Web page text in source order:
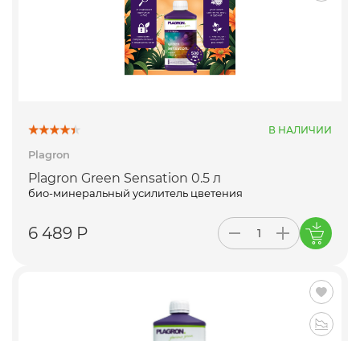
В НАЛИЧИИ
Plagron
Plagron Green Sensation 0.5 л
био-минеральный усилитель цветения
6 489 Р